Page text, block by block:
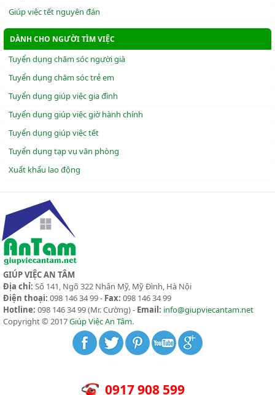
Giúp việc tết nguyên đán
DÀNH CHO NGƯỜI TÌM VIỆC
Tuyển dụng chăm sóc người già
Tuyển dụng chăm sóc trẻ em
Tuyển dụng giúp việc gia đình
Tuyển dụng giúp việc giờ hành chính
Tuyển dụng giúp việc tết
Tuyển dụng tạp vụ văn phòng
Xuẩt khẩu lao động
GIÚP VIỆC AN TÂM
Địa chỉ: Số 141, Ngõ 322 Nhân Mỹ, Mỹ Đình, Hà Nội
Điện thoại: 098 146 34 99 - Fax: 098 146 34 99
Hotline: 098 146 34 99(Mr. Cường) - Email: info@giupviecantam.net
Copyright © 2017Giúp Việc An Tâm.
0917 908 599